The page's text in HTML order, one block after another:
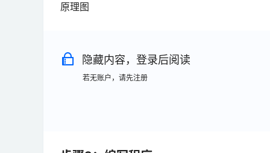
原理图
隐藏内容，登录后阅读
若无账户，请先注册